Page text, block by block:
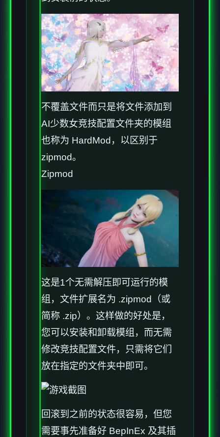
不覆盖文件而只是将文件添加到
AI少数女竞技配置文件夹的模组
也称为 HardMod，以区别于
zipmod。
Zipmod
这是1个无需解压即可运行的模
组，文件扩展名为 .zipmod（或
简称 .zip）。这样做的好处是，
您可以安装和卸载模组，而无需
修改竞技配置文件，只需将它们
放在指定的文件夹中即可。
回滚到之前的状态很容易，但您
需要事先准备好 BepInEx 及其插